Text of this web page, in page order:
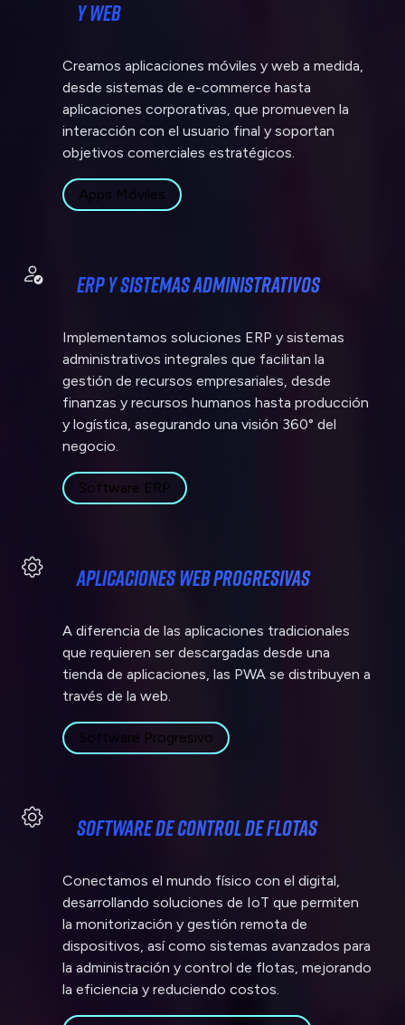
y Web
Creamos aplicaciones móviles y web a medida,
desde sistemas de e-commerce hasta
aplicaciones corporativas, que promueven la
interacción con el usuario final y soportan
objetivos comerciales estratégicos.
Apps Móviles
ERP y Sistemas Administrativos
Implementamos soluciones ERP y sistemas
administrativos integrales que facilitan la
gestión de recursos empresariales, desde
finanzas y recursos humanos hasta producción
y logística, asegurando una visión 360° del
negocio.
Software ERP
Aplicaciones web progresivas
A diferencia de las aplicaciones tradicionales
que requieren ser descargadas desde una
tienda de aplicaciones, las PWA se distribuyen a
través de la web.
Software Progresivo
Software de Control de Flotas
Conectamos el mundo físico con el digital,
desarrollando soluciones de IoT que permiten
la monitorización y gestión remota de
dispositivos, así como sistemas avanzados para
la administración y control de flotas, mejorando
la eficiencia y reduciendo costos.